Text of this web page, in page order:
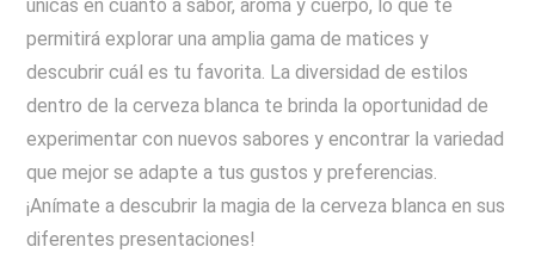
únicas en cuanto a sabor, aroma y cuerpo, lo que te
permitirá explorar una amplia gama de matices y
descubrir cuál es tu favorita. La diversidad de estilos
dentro de la cerveza blanca te brinda la oportunidad de
experimentar con nuevos sabores y encontrar la variedad
que mejor se adapte a tus gustos y preferencias.
¡Anímate a descubrir la magia de la cerveza blanca en sus
diferentes presentaciones!